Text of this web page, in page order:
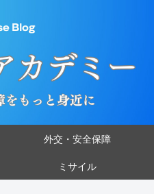
外交・安全保障
ミサイル